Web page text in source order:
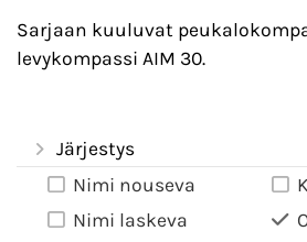
Sarjaan kuuluvat
levykompassi AIM 30.
Järjestys
Nimi nouseva
Nimi laskeva